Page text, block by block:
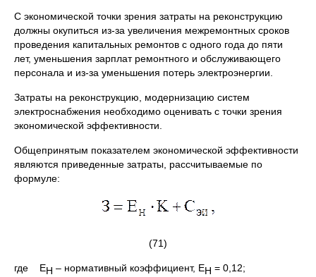
С экономической точки зрения затраты на реконструкцию
должны окупиться из-за увеличения межремонтных сроков
проведения капитальных ремонтов с одного года до пяти
лет, уменьшения зарплат ремонтного и обслуживающего
персонала и из-за уменьшения потерь электроэнергии.
Затраты на реконструкцию, модернизацию систем
электроснабжения необходимо оценивать с точки зрения
экономической эффективности.
Общепринятым показателем экономической эффективности
являются приведенные затраты, рассчитываемые по
формуле:
(71)
где ЕН – нормативный коэффициент, ЕН = 0,12;